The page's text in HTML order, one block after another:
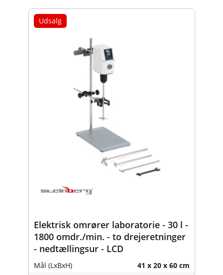
Udsalg
Elektrisk omrører laboratorie - 30 l -
1800 omdr./min. - to drejeretninger
- nedtællingsur - LCD
Mål (LxBxH) 41 x 20 x 60 cm